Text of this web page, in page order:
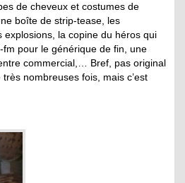
de cheveux et costumes de
boîte de strip-tease, les
explosions, la copine du héros qui
pour le générique de fin, une
commercial,… Bref, pas original
nombreuses fois, mais c’est